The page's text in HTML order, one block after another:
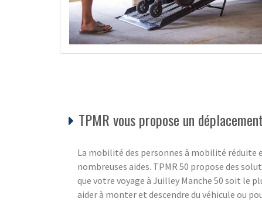
TPMR vous propose un
La mobilité des personnes à mobilité réduite
nombreuses aides. TPMR 50 propose des
que votre voyage à Juilley Manche 50 soit le
aider à monter et descendre du véhicule ou